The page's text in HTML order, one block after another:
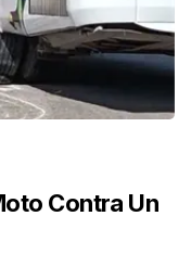
Contra Un